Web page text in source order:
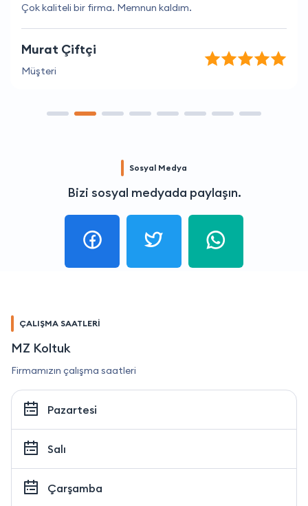
Çok kaliteli bir firma. Memnun kaldım.
Murat Çiftçi
Müşteri
Sosyal Medya
Bizi sosyal medyada paylaşın.
ÇALIŞMA SAATLERİ
MZ Koltuk
Firmamızın çalışma saatleri
Pazartesi
Salı
Çarşamba